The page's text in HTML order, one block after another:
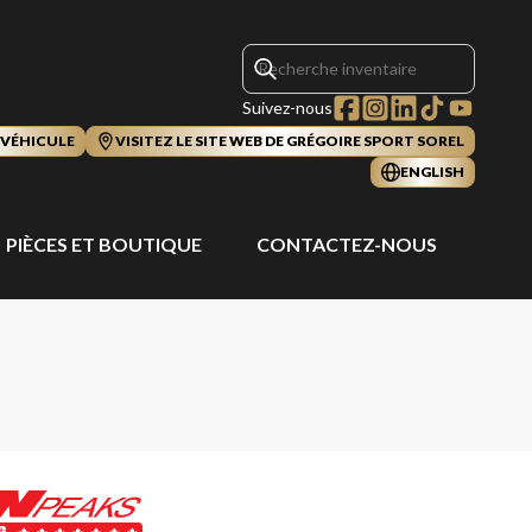
Suivez-nous
VISITEZ LE SITE WEB DE GRÉGOIRE SPORT SOREL
ENGLISH
PIÈCES ET BOUTIQUE CONTACTEZ-NOUS